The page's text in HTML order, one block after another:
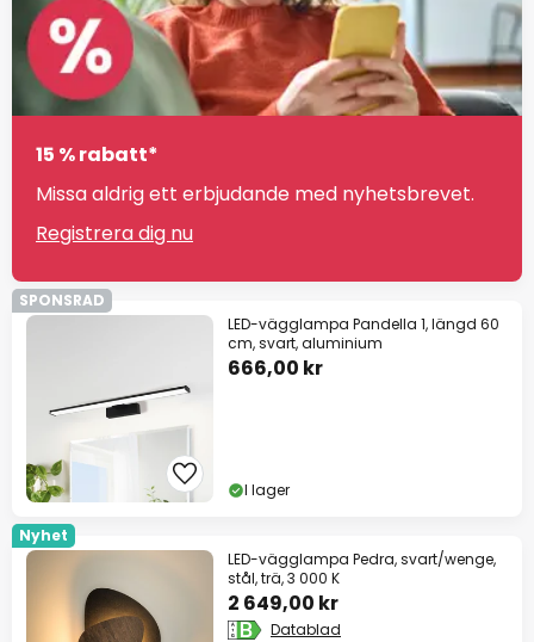
15 % rabatt*
Missa aldrig ett erbjudande med nyhetsbrevet.
Registrera dig nu
SPONSRAD
LED-vägglampa Pandella 1, längd 60
cm, svart, aluminium
666,00 kr
I lager
Nyhet
LED-vägglampa Pedra, svart/wenge,
stål, trä, 3 000 K
2 649,00 kr
Datablad